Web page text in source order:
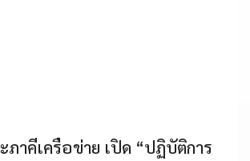
ภาคีเครือข่าย เปิด “ปฏิบัติการ